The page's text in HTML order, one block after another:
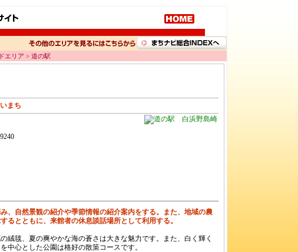
エリア > 道の駅
まち
、自然景観の紹介や季節情報の紹介案内をする。また、地域の農
るとともに、来館者の休息談話場所として利用する。
絨毯、夏の爽やかな海の蒼さは大きな魅力です。また、白く輝く
中心とした公園は格好の散策コースです。